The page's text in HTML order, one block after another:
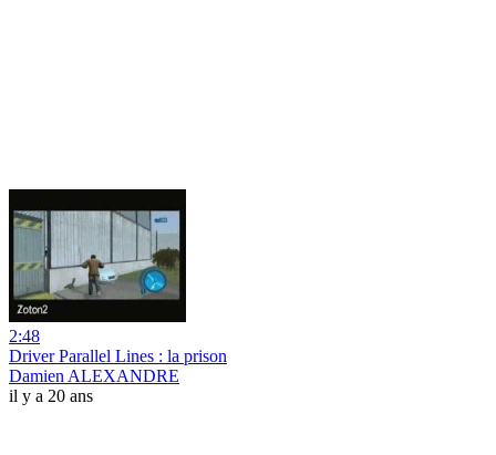
2:48
Driver Parallel Lines : la prison
Damien ALEXANDRE
il y a 20 ans